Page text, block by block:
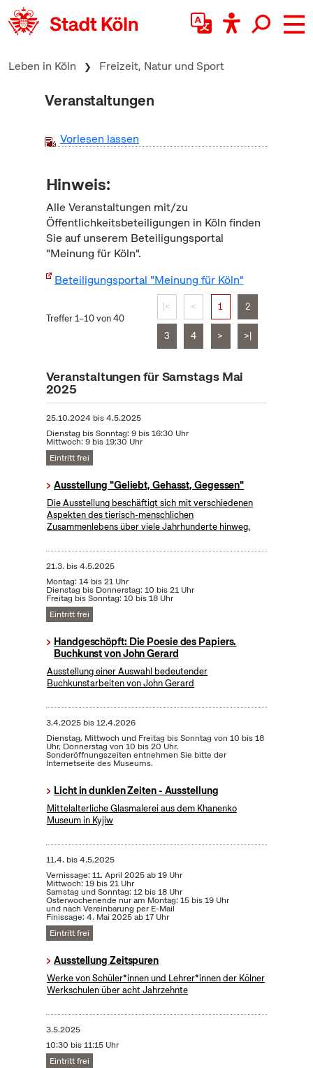
zum Inhalt springen
Leben in Köln Freizeit, Natur und Sport
Veranstaltungen
Vorlesen lassen
Hinweis:
Alle Veranstaltungen mit/zu
Öffentlichkeitsbeteiligungen in Köln finden
Sie auf unserem Beteiligungsportal
"Meinung für Köln".
Beteiligungsportal "Meinung für Köln"
Treffer 1–10 von 40
|< < 1 2
3 4 > >|
Veranstaltungen für Samstags Mai
2025
25.10.2024 bis4.5.2025
Dienstag bis Sonntag: 9 bis 16:30 Uhr
Mittwoch: 9 bis 19:30 Uhr
Eintritt frei
Ausstellung "Geliebt, Gehasst, Gegessen"
Die Ausstellung beschäftigt sich mit verschiedenen
Aspekten des tierisch-menschlichen
Zusammenlebens über viele Jahrhunderte hinweg.
21.3. bis4.5.2025
Montag: 14 bis 21 Uhr
Dienstag bis Donnerstag: 10 bis 21 Uhr
Freitag bis Sonntag: 10 bis 18 Uhr
Eintritt frei
Handgeschöpft: Die Poesie des Papiers.
Buchkunst von John Gerard
Ausstellung einer Auswahl bedeutender
Buchkunstarbeiten von John Gerard
3.4.2025bis12.4.2026
Dienstag, Mittwoch und Freitag bis Sonntag von 10 bis 18
Uhr, Donnerstag von 10 bis 20 Uhr.
Sonderöffnungszeiten entnehmen Sie bitte der
Internetseite des Museums.
Licht in dunklen Zeiten - Ausstellung
Mittelalterliche Glasmalerei aus dem Khanenko
Museum in Kyjiw
11.4. bis4.5.2025
Vernissage: 11. April 2025 ab 19 Uhr
Mittwoch: 19 bis 21 Uhr
Samstag und Sonntag: 12 bis 18 Uhr
Osterwochenende nur am Montag: 15 bis 19 Uhr
und nach Vereinbarung per E-Mail
Finissage: 4. Mai 2025 ab 17 Uhr
Eintritt frei
Ausstellung Zeitspuren
Werke von Schüler*innen und Lehrer*innen der Kölner
Werkschulen über acht Jahrzehnte
3.5.2025
10:30 bis 11:15 Uhr
Eintritt frei